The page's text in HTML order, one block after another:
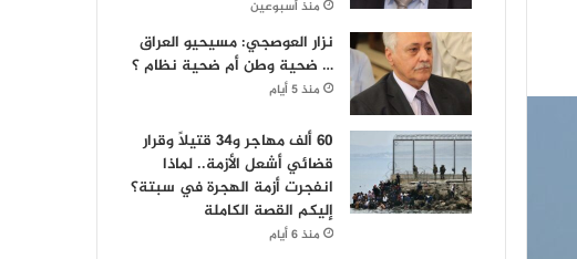
منذ أسبوعين
نزار العوصجي: مسيحيو العراق
… ضحية وطن أم ضحية نظام ؟
منذ 5 أيام
60 ألف مهاجر و34 قتيلاً وقرار
قضائي أشعل الأزمة.. لماذا
انفجرت أزمة الهجرة في سبتة؟
إليكم القصة الكاملة
منذ 6 أيام